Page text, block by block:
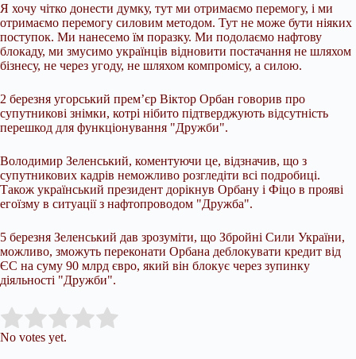
Я хочу чітко донести думку, тут ми отримаємо перемогу, і ми
отримаємо перемогу силовим методом. Тут не може бути ніяких
поступок. Ми нанесемо їм поразку. Ми подолаємо нафтову
блокаду, ми змусимо українців відновити постачання не шляхом
бізнесу, не через угоду, не шляхом компромісу, а силою.
2 березня угорський прем’єр Віктор Орбан говорив про
супутникові знімки, котрі нібито підтверджують відсутність
перешкод для функціонування "Дружби".
Володимир Зеленський, коментуючи це, відзначив, що з
супутникових кадрів неможливо розгледіти всі подробиці.
Також український президент дорікнув Орбану і Фіцо в прояві
егоїзму в ситуації з нафтопроводом "Дружба".
5 березня Зеленський дав зрозуміти, що Збройні Сили України,
можливо, зможуть переконати Орбана деблокувати кредит від
ЄС на суму 90 млрд євро, який він блокує через зупинку
діяльності "Дружби".
Rate this item:
No votes yet.